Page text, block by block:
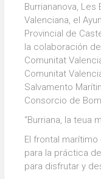
Burriananova,
Valenciana, el
Provincial de
la colaboración
Comunitat
Comunitat
Salvamento
Consorcio de
“Burriana, la teua
El frontal
para la práctica
para disfrutar y